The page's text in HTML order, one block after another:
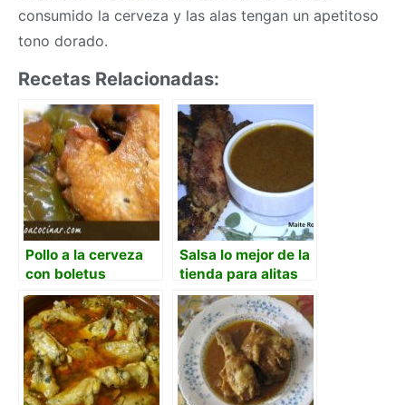
consumido la cerveza y las alas tengan un apetitoso
tono dorado.
Recetas Relacionadas:
Pollo a la cerveza
con boletus
Salsa lo mejor de la
tienda para alitas